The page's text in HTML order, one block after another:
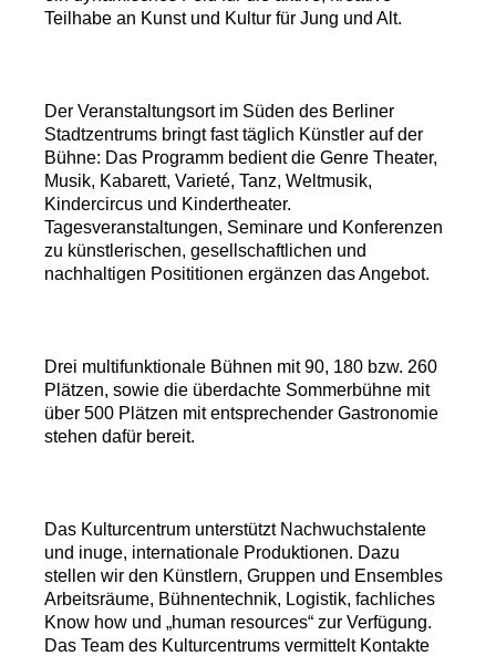
Teilhabe an Kunst und Kultur für Jung und Alt.
Der Veranstaltungsort im Süden des Berliner
Stadtzentrums bringt fast täglich Künstler auf der
Bühne: Das Programm bedient die Genre Theater,
Musik, Kabarett, Varieté, Tanz, Weltmusik,
Kindercircus und Kindertheater.
Tagesveranstaltungen, Seminare und Konferenzen
zu künstlerischen, gesellschaftlichen und
nachhaltigen Posititionen ergänzen das Angebot.
Drei multifunktionale Bühnen mit 90, 180 bzw. 260
Plätzen, sowie die überdachte Sommerbühne mit
über 500 Plätzen mit entsprechender Gastronomie
stehen dafür bereit.
Das Kulturcentrum unterstützt Nachwuchstalente
und inuge, internationale Produktionen. Dazu
stellen wir den Künstlern, Gruppen und Ensembles
Arbeitsräume, Bühnentechnik, Logistik, fachliches
Know how und „human resources“ zur Verfügung.
Das Team des Kulturcentrums vermittelt Kontakte